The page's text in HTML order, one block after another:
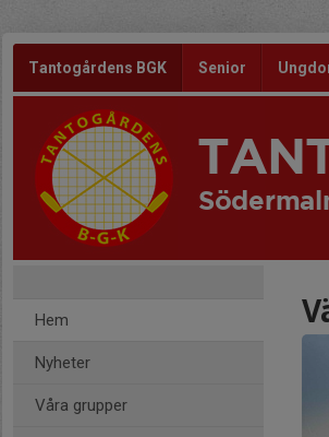
Tantogårdens BGK Senior
Hem
Nyheter
Våra grupper